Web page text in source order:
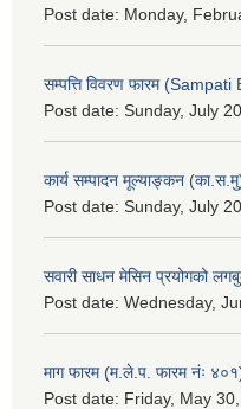
Post date: Monday,
सम्पत्ति विवरण फारम
Post date: Sunday, July
कार्य सम्पादन मूल्याङ्कन (का.स.मु)
Post date: Sunday, July
सवारी साधन मेसिन प्रयोगको
Post date: Wednesday,
माग फारम (म.ले.प. फारम नंः
Post date: Friday, May